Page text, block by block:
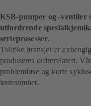
KSB-pumper og -ventiler
utfordrende
serieprosesser.
Tallrike bransjer er
produseres ordrerelatert.
problemløse og korte
lønnsomhet.